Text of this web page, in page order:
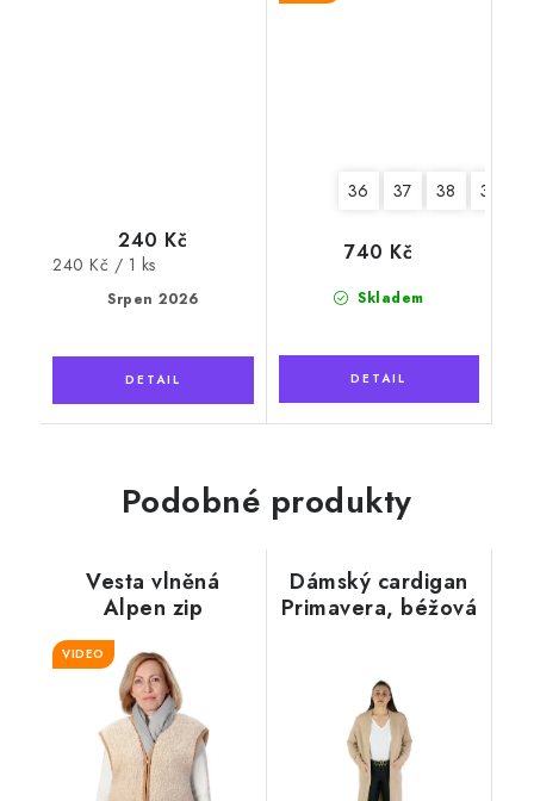
Srpen 2026
240 Kč
Měrná
240 Kč / 1 ks
36 37 38 39
Skladem
740 Kč
Podobné produkty
Vesta vlněná
Alpen zip
jednobarevná
béžová bez límce
VIDEO
Dámský cardigan
Primavera, béžová